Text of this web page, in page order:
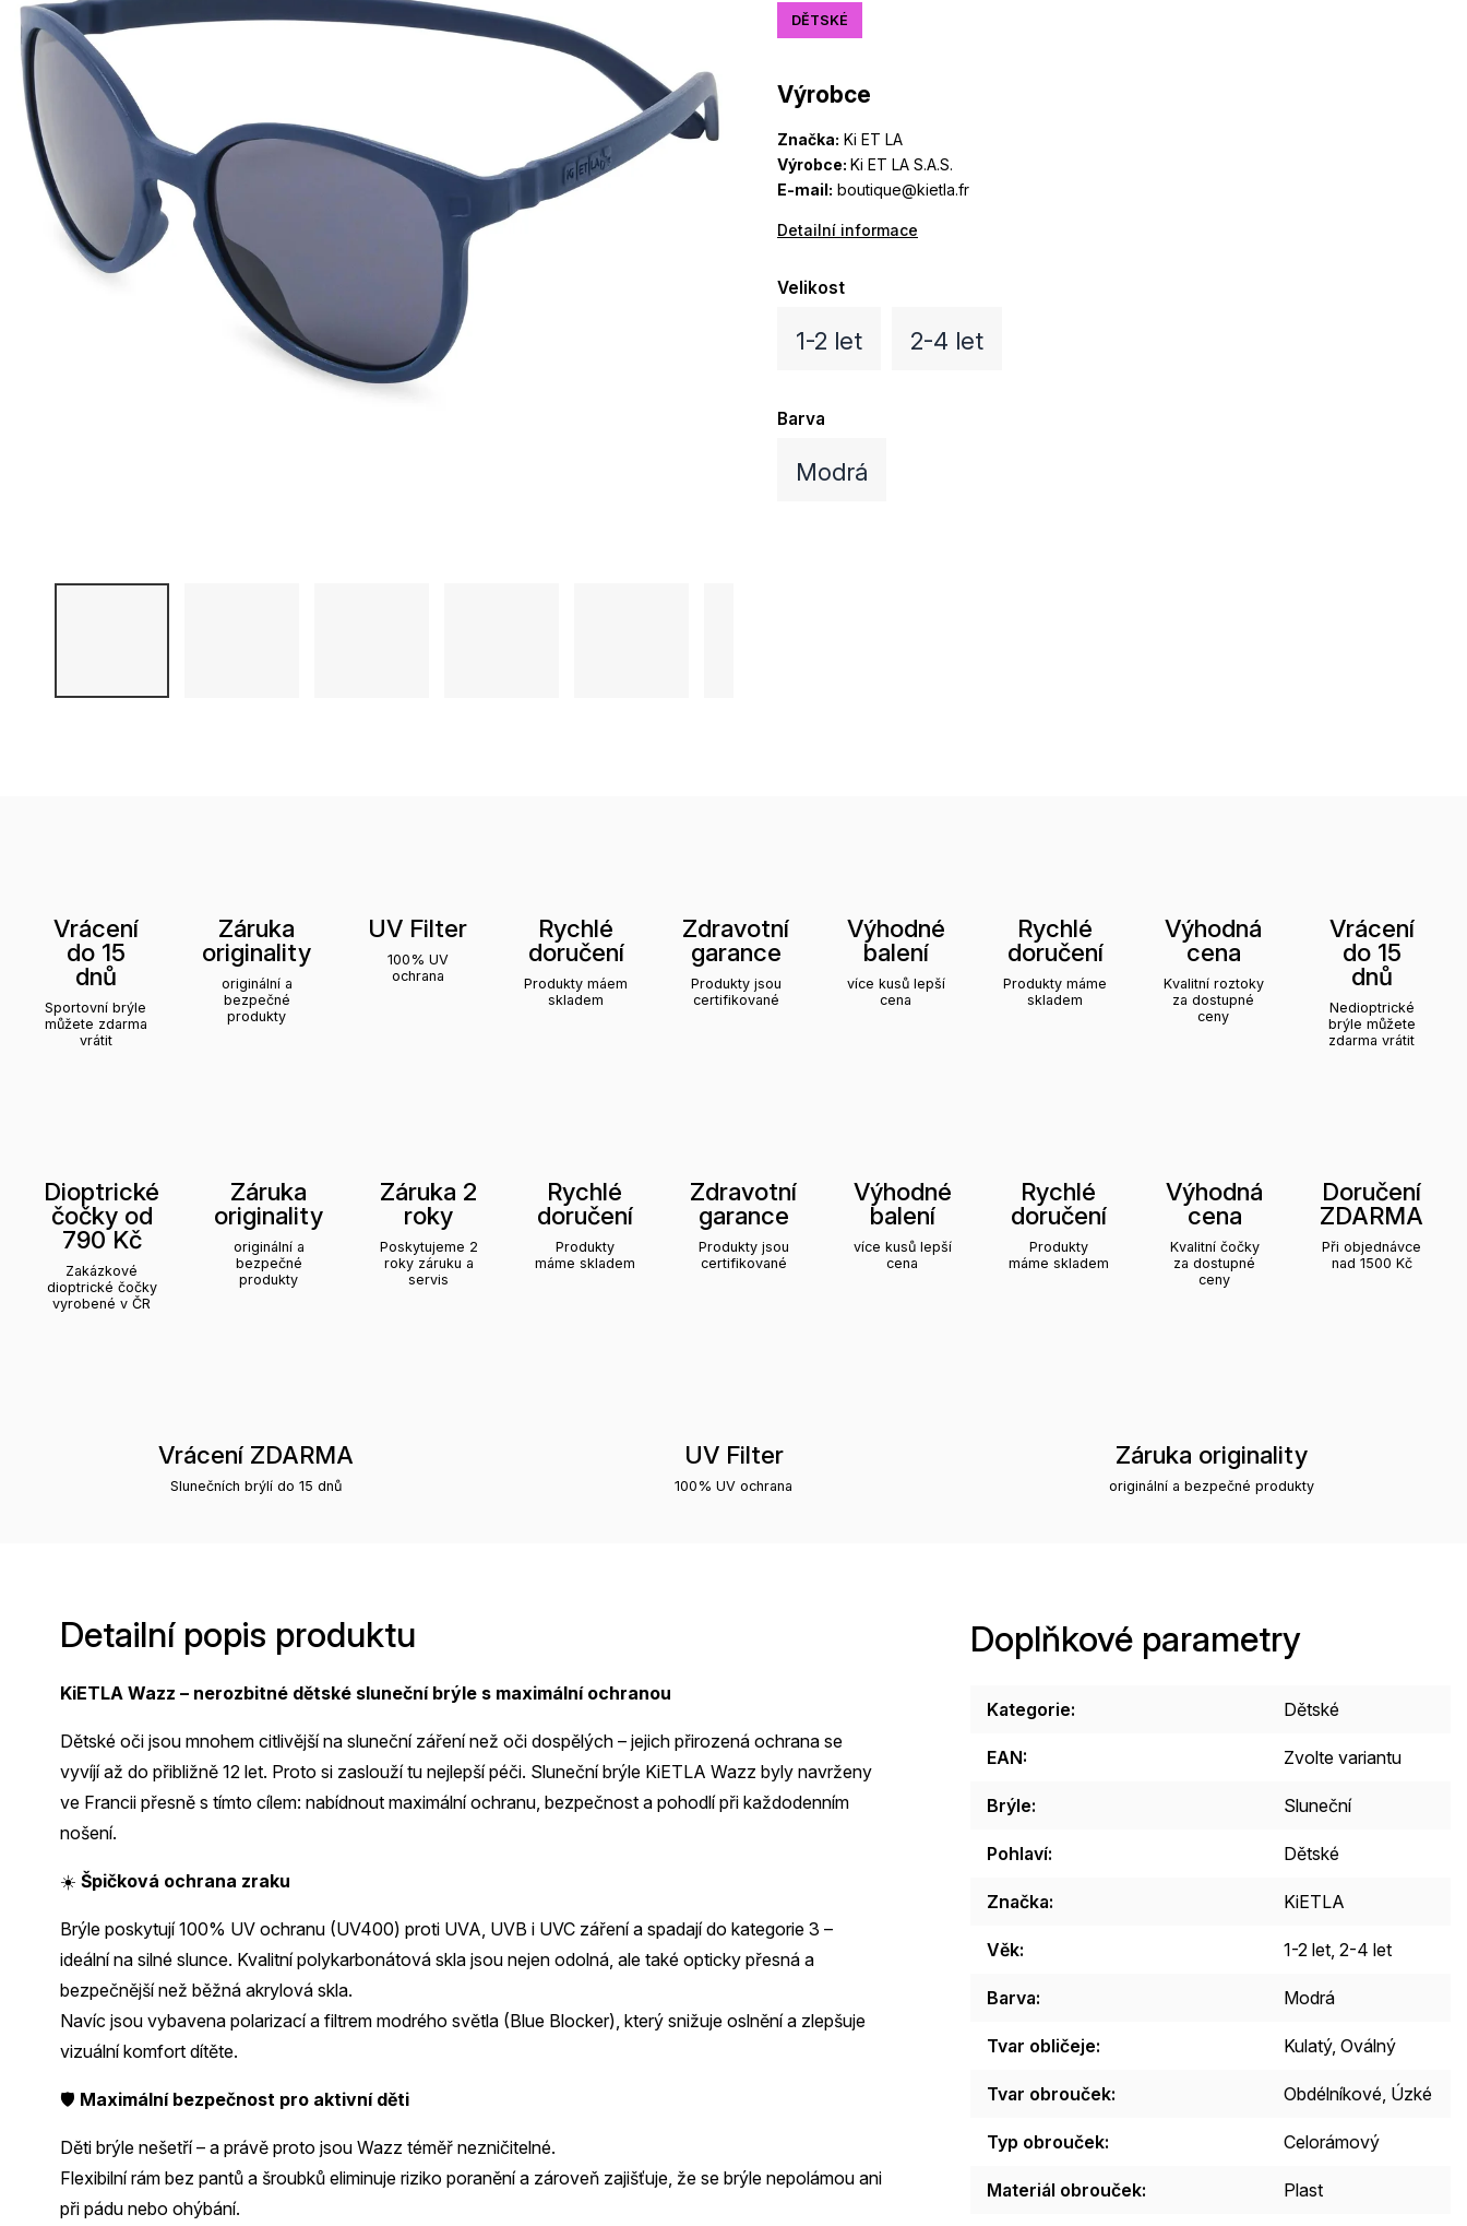
Výrobce
Značka: Ki ET LA
Výrobce:Ki ET LA S.A.S.
E-mail: boutique@kietla.fr
Detailní informace
DĚTSKÉ
Velikost
1-2 let 2-4 let
Barva
Modrá
Vrácení
do 15
dnů
Sportovní brýle
můžete zdarma
vrátit
Záruka
originality
originální a
bezpečné
produkty
UV Filter
100% UV
ochrana
Rychlé
doručení
Produkty máem
skladem
Zdravotní
garance
Produkty jsou
certifikované
Výhodné
balení
více kusů lepší
cena
Rychlé
doručení
Produkty máme
skladem
Výhodná
cena
Kvalitní roztoky
za dostupné
ceny
Vrácení
do 15
dnů
Nedioptrické
brýle můžete
zdarma vrátit
Dioptrické
čočky od
790 Kč
Zakázkové
dioptrické čočky
vyrobené v ČR
Záruka
originality
originální a
bezpečné
produkty
Záruka 2
roky
Poskytujeme 2
roky záruku a
servis
Rychlé
doručení
Produkty
máme skladem
Zdravotní
garance
Produkty jsou
certifikované
Výhodné
balení
více kusů lepší
cena
Rychlé
doručení
Produkty
máme skladem
Výhodná
cena
Kvalitní čočky
za dostupné
ceny
Doručení
ZDARMA
Při objednávce
nad 1500 Kč
Vrácení ZDARMA
Slunečních brýlí do 15 dnů
UV Filter
100% UV ochrana
Záruka originality
originální a bezpečné produkty
Detailní popis produktu
KiETLA Wazz – nerozbitné dětské sluneční brýle s maximální ochranou
Dětské oči jsou mnohem citlivější na sluneční záření než oči dospělých – jejich přirozená ochrana se
vyvíjí až do přibližně 12 let. Proto si zaslouží tu nejlepší péči. Sluneční brýle KiETLA Wazz byly navrženy
ve Francii přesně s tímto cílem: nabídnout maximální ochranu, bezpečnost a pohodlí při každodenním
nošení.
☀️ Špičková ochrana zraku
Brýle poskytují 100% UV ochranu (UV400) proti UVA, UVB i UVC záření a spadají do kategorie 3 –
ideální na silné slunce. Kvalitní polykarbonátová skla jsou nejen odolná, ale také opticky přesná a
bezpečnější než běžná akrylová skla.
Navíc jsou vybavena polarizací a filtrem modrého světla (Blue Blocker), který snižuje oslnění a zlepšuje
vizuální komfort dítěte.
🛡️ Maximální bezpečnost pro aktivní děti
Děti brýle nešetří – a právě proto jsou Wazz téměř nezničitelné.
Flexibilní rám bez pantů a šroubků eliminuje riziko poranění a zároveň zajišťuje, že se brýle nepolámou ani
při pádu nebo ohýbání.
Doplňkové parametry
Kategorie: Dětské
EAN: Zvolte variantu
Brýle: Sluneční
Pohlaví: Dětské
Značka: KiETLA
Věk: 1-2 let, 2-4 let
Barva: Modrá
Tvar obličeje: Kulatý, Oválný
Tvar obrouček: Obdélníkové, Úzké
Typ obrouček: Celorámový
Materiál obrouček: Plast